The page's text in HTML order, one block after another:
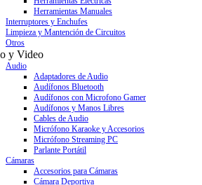
Herramientas Manuales
Interruptores y Enchufes
Limpieza y Mantención de Circuitos
Otros
y Video
Audio
Adaptadores de Audio
Audífonos Bluetooth
Audífonos con Microfono Gamer
Audífonos y Manos Libres
Cables de Audio
Micrófono Karaoke y Accesorios
Micrófono Streaming PC
Parlante Portátil
Cámaras
Accesorios para Cámaras
Cámara Deportiva